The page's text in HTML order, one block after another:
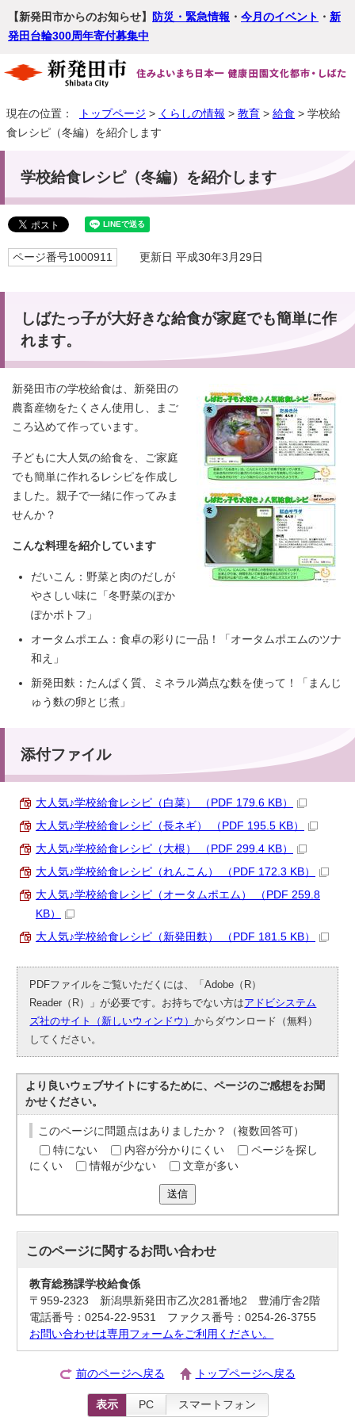
【新発田市からのお知らせ】 防災・緊急情報 ・ 今月のイベント ・ 新
発田台輪300周年寄付募集中
現在の位置： トップページ > くらしの情報 > 教育 > 給食 > 学校給
食レシピ（冬編）を紹介します
学校給食レシピ（冬編）を紹介します
ページ番号1000911 更新日 平成30年3月29日
しばたっ子が大好きな給食が家庭でも簡単に作
れます。
新発田市の学校給食は、新発田の
農畜産物をたくさん使用し、まご
ころ込めて作っています。
子どもに大人気の給食を、ご家庭
でも簡単に作れるレシピを作成し
ました。親子で一緒に作ってみま
せんか？
こんな料理を紹介しています
だいこん：野菜と肉のだしが
やさしい味に「冬野菜のぽか
ぽかポトフ」
オータムポエム：食卓の彩りに一品！「オータムポエムのツナ
和え」
新発田麩：たんぱく質、ミネラル満点な麩を使って！「まんじ
ゅう麩の卵とじ煮」
添付ファイル
大人気♪学校給食レシピ（白菜） （PDF 179.6 KB）
大人気♪学校給食レシピ（長ネギ） （PDF 195.5 KB）
大人気♪学校給食レシピ（大根） （PDF 299.4 KB）
大人気♪学校給食レシピ（れんこん） （PDF 172.3 KB）
大人気♪学校給食レシピ（オータムポエム） （PDF 259.8
KB）
大人気♪学校給食レシピ（新発田麩） （PDF 181.5 KB）
PDFファイルをご覧いただくには、「Adobe（R）
Reader（R）」が必要です。お持ちでない方はアドビシステム
ズ社のサイト（新しいウィンドウ）からダウンロード（無料）
してください。
より良いウェブサイトにするために、ページのご感想をお聞
かせください。
このページに問題点はありましたか？（複数回答可）
特にない
内容が分かりにくい
ページを探し
にくい
情報が少ない 文章が多い
送信
このページに関するお問い合わせ
教育総務課学校給食係
〒959-2323 新潟県新発田市乙次281番地2 豊浦庁舎2階
電話番号：0254-22-9531 ファクス番号：0254-26-3755
お問い合わせは専用フォームをご利用ください。
前のページへ戻る トップページへ戻る
表示 PC スマートフォン